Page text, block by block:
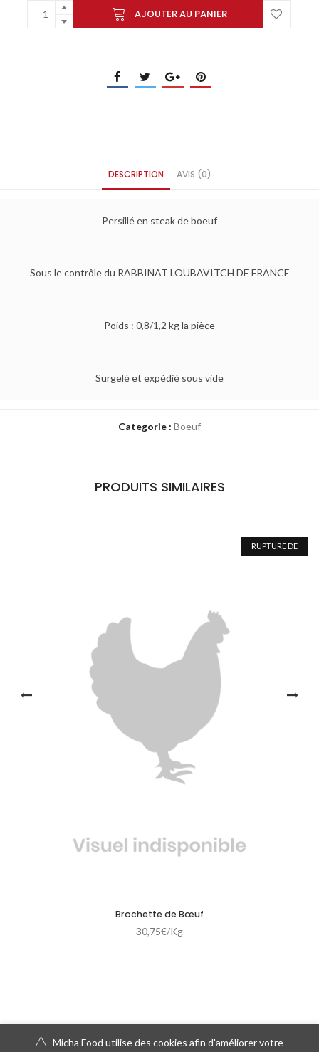
AJOUTER AU PANIER
DESCRIPTION AVIS (0)
Persillé en steak de boeuf
Sous le contrôle du RABBINAT LOUBAVITCH DE FRANCE
Poids : 0,8/1,2 kg la pièce
Surgelé et expédié sous vide
Categorie : Boeuf
PRODUITS SIMILAIRES
RUPTURE DE
Brochette de Bœuf
30,75€/Kg
Micha Food utilise des cookies afin d'améliorer votre